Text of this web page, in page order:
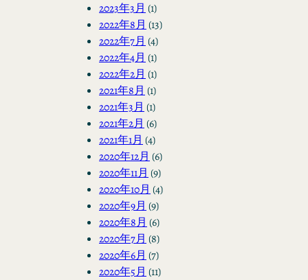
2023年3月 (1)
2022年8月 (13)
2022年7月 (4)
2022年4月 (1)
2022年2月 (1)
2021年8月 (1)
2021年3月 (1)
2021年2月 (6)
2021年1月 (4)
2020年12月 (6)
2020年11月 (9)
2020年10月 (4)
2020年9月 (9)
2020年8月 (6)
2020年7月 (8)
2020年6月 (7)
2020年5月 (11)